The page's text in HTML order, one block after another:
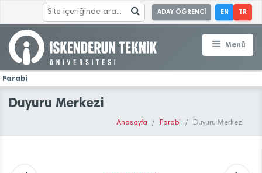
ADAY ÖĞRENCİ EN TR
Menü
Farabi
Duyuru Merkezi
Anasayfa Farabi Duyuru Merkezi